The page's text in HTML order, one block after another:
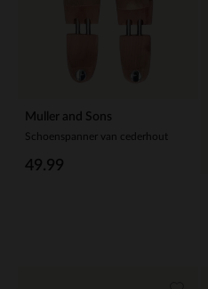
Muller and Sons
Schoenspanner van cederhout
49.99